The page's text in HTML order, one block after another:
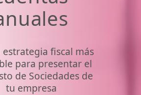
estrategia fiscal más
para presentar el
de Sociedades de
tu empresa